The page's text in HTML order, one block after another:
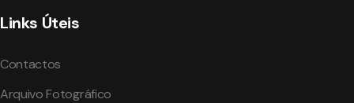
Links Úteis
Contactos
Arquivo Fotográfico